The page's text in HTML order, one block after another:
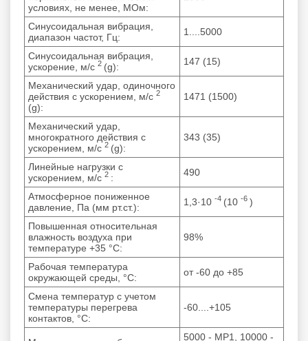
условиях, не менее, МОм:
Синусоидальная вибрация,
диапазон частот, Гц:
1....5000
Синусоидальная вибрация,
ускорение, м/с 2 (g): 147 (15)
Механический удар, одиночного
действия с ускорением, м/с 2
(g):
1471 (1500)
Механический удар,
многократного действия с
ускорением, м/с 2 (g):
343 (35)
Линейные нагрузки с
ускорением, м/с 2 : 490
Атмосферное пониженное
давление, Па (мм рт.ст.):
1,3·10 -4 (10 -6 )
Повышенная относительная
влажность воздуха при
температуре +35 °С:
98%
Рабочая температура
окружающей среды, °C:
от -60 до +85
Смена температур с учетом
температуры перегрева
контактов, °C:
-60....+105
5000 - МР1, 10000 -